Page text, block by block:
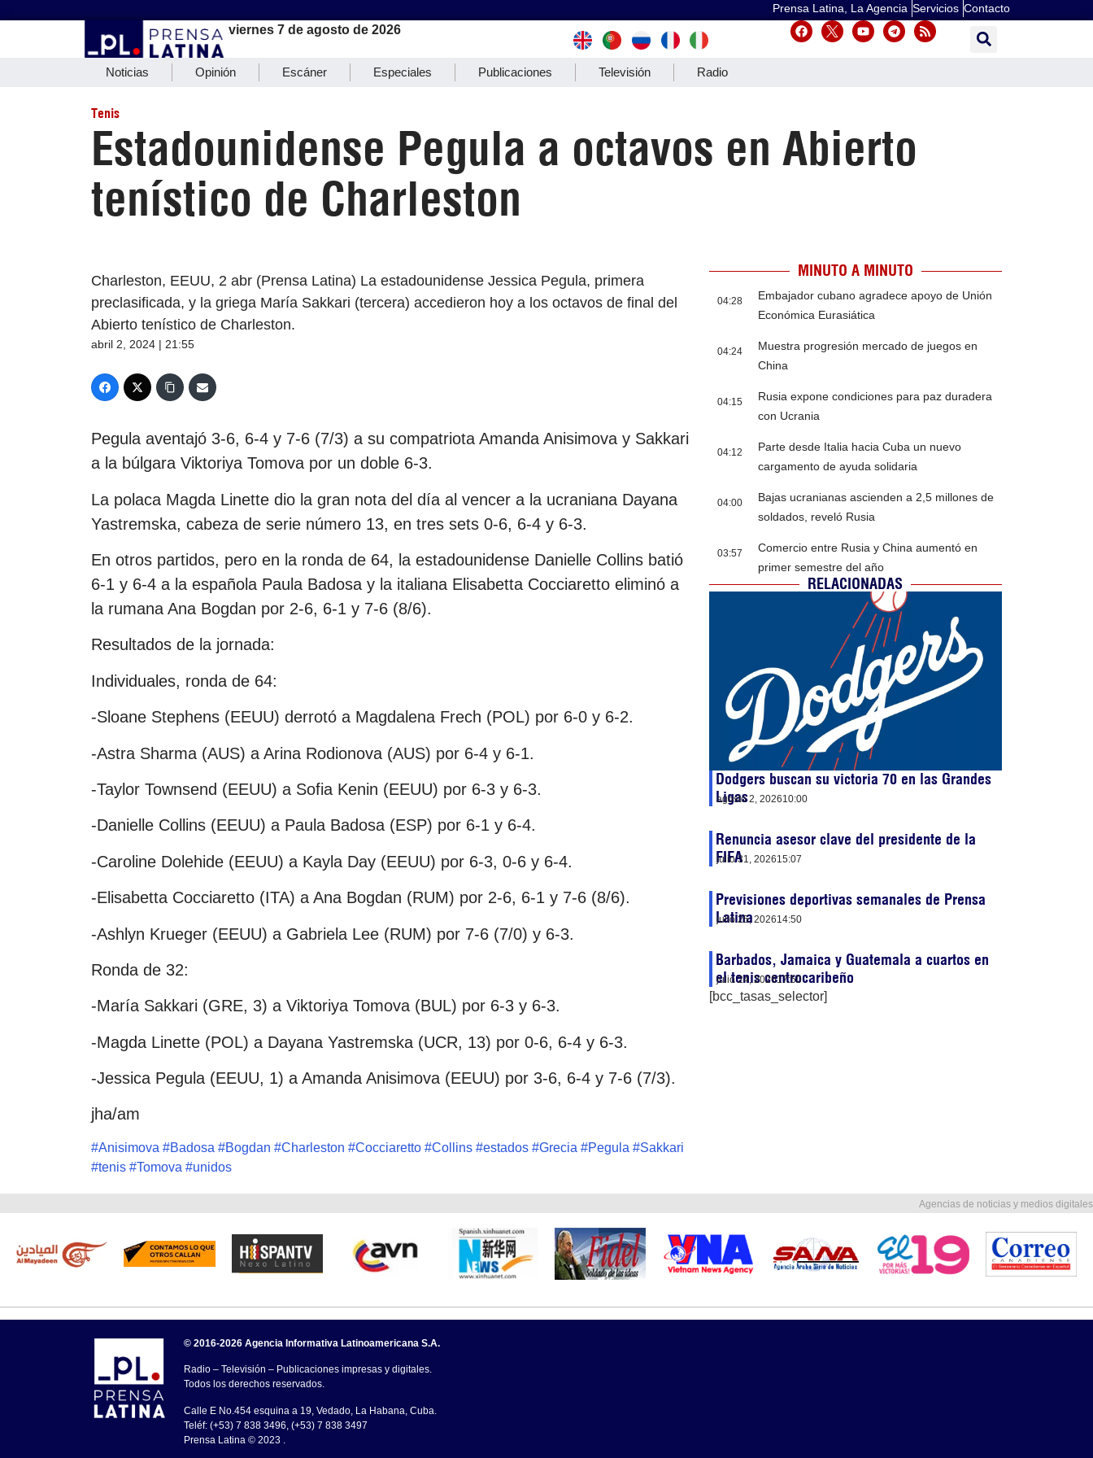
Prensa Latina, La Agencia Servicios Contacto
viernes 7 de agosto de 2026
Noticias Opinión Escáner Especiales Publicaciones Televisión Radio
Tenis
Estadounidense Pegula a octavos en Abierto
tenístico de Charleston
Charleston, EEUU, 2 abr (Prensa Latina) La estadounidense Jessica Pegula, primera
preclasificada, y la griega María Sakkari (tercera) accedieron hoy a los octavos de final del
Abierto tenístico de Charleston.
abril 2, 2024 | 21:55
Pegula aventajó 3-6, 6-4 y 7-6 (7/3) a su compatriota Amanda Anisimova y Sakkari
a la búlgara Viktoriya Tomova por un doble 6-3.
La polaca Magda Linette dio la gran nota del día al vencer a la ucraniana Dayana
Yastremska, cabeza de serie número 13, en tres sets 0-6, 6-4 y 6-3.
En otros partidos, pero en la ronda de 64, la estadounidense Danielle Collins batió
6-1 y 6-4 a la española Paula Badosa y la italiana Elisabetta Cocciaretto eliminó a
la rumana Ana Bogdan por 2-6, 6-1 y 7-6 (8/6).
Resultados de la jornada:
Individuales, ronda de 64:
-Sloane Stephens (EEUU) derrotó a Magdalena Frech (POL) por 6-0 y 6-2.
-Astra Sharma (AUS) a Arina Rodionova (AUS) por 6-4 y 6-1.
-Taylor Townsend (EEUU) a Sofia Kenin (EEUU) por 6-3 y 6-3.
-Danielle Collins (EEUU) a Paula Badosa (ESP) por 6-1 y 6-4.
-Caroline Dolehide (EEUU) a Kayla Day (EEUU) por 6-3, 0-6 y 6-4.
-Elisabetta Cocciaretto (ITA) a Ana Bogdan (RUM) por 2-6, 6-1 y 7-6 (8/6).
-Ashlyn Krueger (EEUU) a Gabriela Lee (RUM) por 7-6 (7/0) y 6-3.
Ronda de 32:
-María Sakkari (GRE, 3) a Viktoriya Tomova (BUL) por 6-3 y 6-3.
-Magda Linette (POL) a Dayana Yastremska (UCR, 13) por 0-6, 6-4 y 6-3.
-Jessica Pegula (EEUU, 1) a Amanda Anisimova (EEUU) por 3-6, 6-4 y 7-6 (7/3).
jha/am
#Anisimova #Badosa #Bogdan #Charleston #Cocciaretto #Collins #estados #Grecia #Pegula #Sakkari
#tenis #Tomova #unidos
MINUTO A MINUTO
04:28
Embajador cubano agradece apoyo de Unión
Económica Eurasiática
04:24
Muestra progresión mercado de juegos en
China
04:15
Rusia expone condiciones para paz duradera
con Ucrania
04:12
Parte desde Italia hacia Cuba un nuevo
cargamento de ayuda solidaria
04:00
Bajas ucranianas ascienden a 2,5 millones de
soldados, reveló Rusia
03:57
Comercio entre Rusia y China aumentó en
primer semestre del año
RELACIONADAS
Dodgers buscan su victoria 70 en las Grandes
Ligas
agosto 2, 202610:00
Renuncia asesor clave del presidente de la
FIFA
julio 31, 202615:07
Previsiones deportivas semanales de Prensa
Latina
julio 25, 202614:50
Barbados, Jamaica y Guatemala a cuartos en
el tenis centrocaribeño
julio 24, 202617:50
[bcc_tasas_selector]
Agencias de noticias y medios digitales
© 2016-2026 Agencia Informativa Latinoamericana S.A.
Radio – Televisión – Publicaciones impresas y digitales.
Todos los derechos reservados.
Calle E No.454 esquina a 19, Vedado, La Habana, Cuba.
Teléf: (+53) 7 838 3496, (+53) 7 838 3497
Prensa Latina © 2023 .